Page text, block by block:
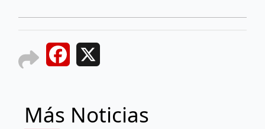
Facebook
Más Noticias